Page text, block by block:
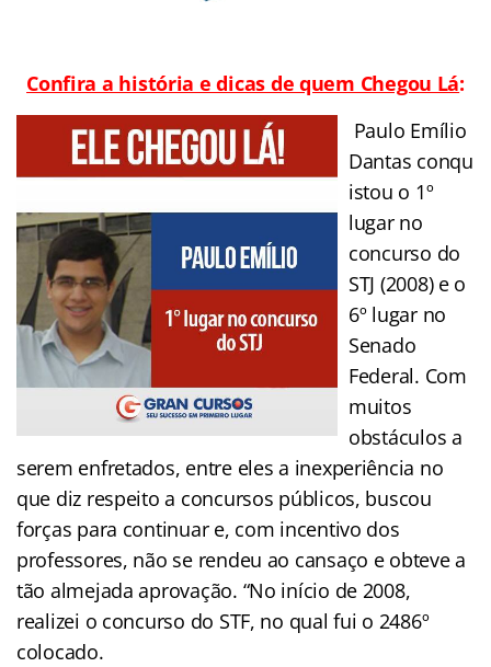
Confira a história e dicas de quem Chegou Lá:
Paulo Emílio
Dantas conqu
istou o 1º
lugar no
concurso do
STJ (2008) e o
6º lugar no
Senado
Federal. Com
muitos
obstáculos a
serem enfretados, entre eles a inexperiência no
que diz respeito a concursos públicos, buscou
forças para continuar e, com incentivo dos
professores, não se rendeu ao cansaço e obteve a
tão almejada aprovação. “No início de 2008,
realizei o concurso do STF, no qual fui o 2486º
colocado.